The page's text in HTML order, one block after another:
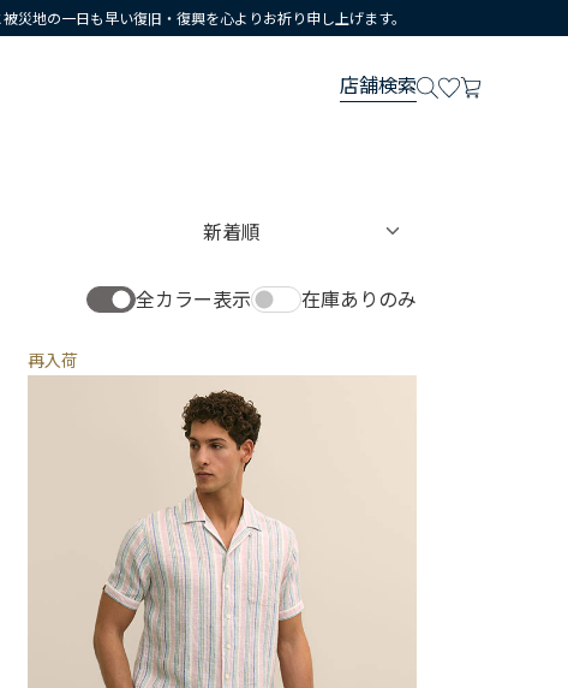
地の一日も早い復旧・復興を心よりお祈り申し上げます。
店舗検索
全カラー表示 在庫ありのみ
再入荷